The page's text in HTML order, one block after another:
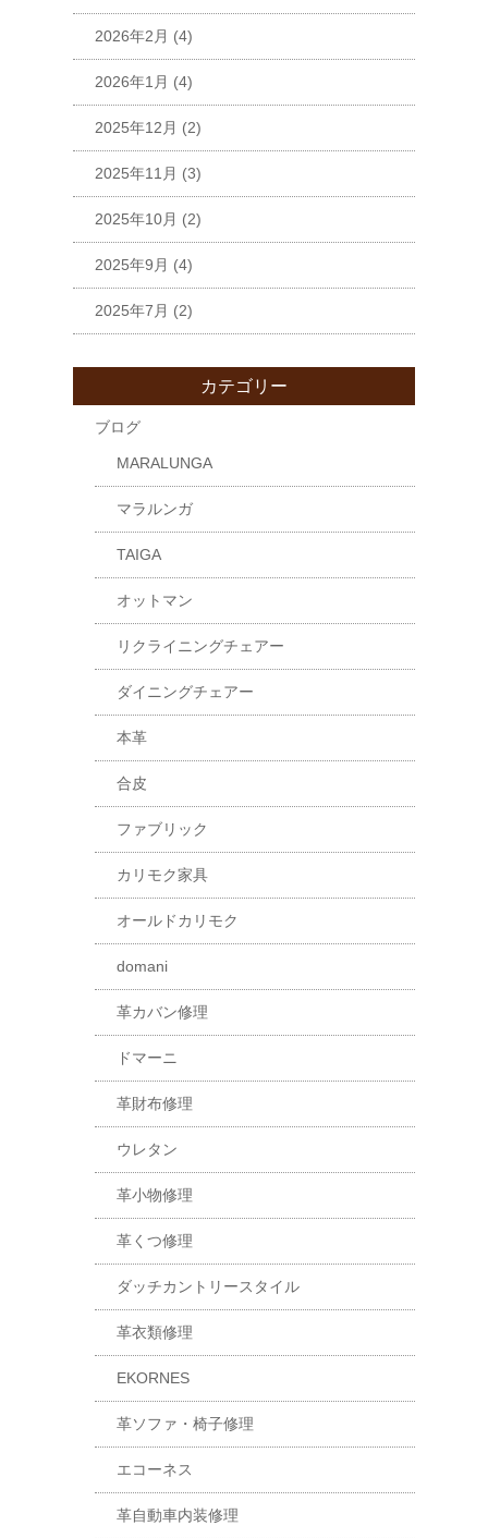
2026年2月 (4)
2026年1月 (4)
2025年12月 (2)
2025年11月 (3)
2025年10月 (2)
2025年9月 (4)
2025年7月 (2)
カテゴリー
ブログ
MARALUNGA
マラルンガ
TAIGA
オットマン
リクライニングチェアー
ダイニングチェアー
本革
合皮
ファブリック
カリモク家具
オールドカリモク
domani
革カバン修理
ドマーニ
革財布修理
ウレタン
革小物修理
革くつ修理
ダッチカントリースタイル
革衣類修理
EKORNES
革ソファ・椅子修理
エコーネス
革自動車内装修理